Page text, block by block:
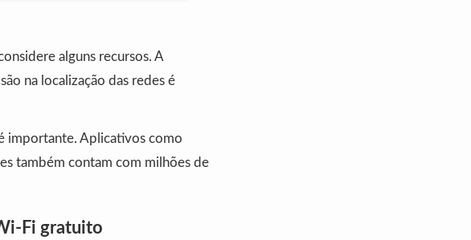
alguns recursos. A
na localização das redes é
importante. Aplicativos como
também contam com milhões de
Fi gratuito